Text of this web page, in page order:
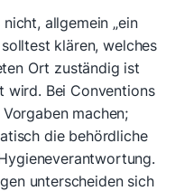
allgemein „ein
klären, welches
Ort zuständig ist
Bei Conventions
machen;
die behördliche
unterscheiden sich